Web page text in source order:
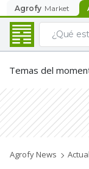
Agrofy Market
Temas del
Agrofy News